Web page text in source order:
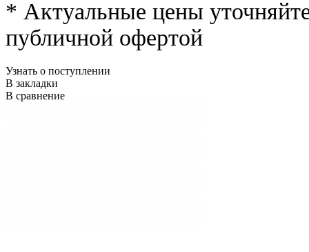
* Актуальные цены
публичной офертой
Узнать о поступлении
В закладки
В сравнение